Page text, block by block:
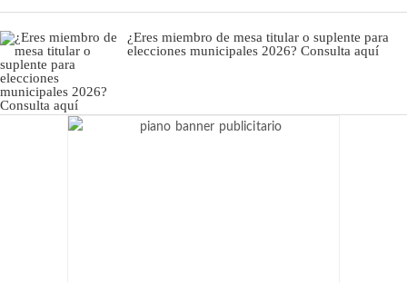
¿Eres miembro de mesa titular o suplente para
elecciones municipales 2026? Consulta aquí